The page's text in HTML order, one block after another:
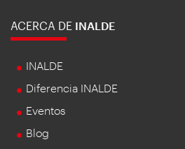
ACERCA DE INALDE
INALDE
Diferencia INALDE
Eventos
Blog